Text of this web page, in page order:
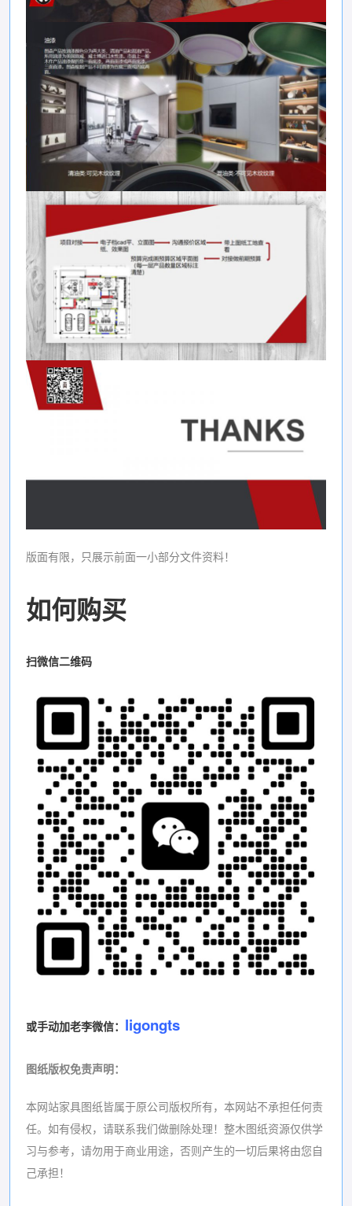
版面有限，只展示前面一小部分文件资料！
如何购买
扫微信二维码
或手动加老李微信： ligongts
图纸版权免责声明：
本网站家具图纸皆属于原公司版权所有，本网站不承担任何责
任。如有侵权，请联系我们做删除处理！ 整木图纸资源仅供学
习与参考，请勿用于商业用途，否则产生的一切后果将由您自
己承担！